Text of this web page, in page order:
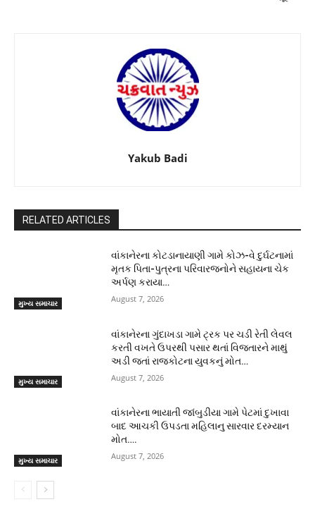
Yakub Badi
RELATED ARTICLES
મુખ્ય સમાચાર
વાંકાનેરના કોટડાનાયાણી ગામે કોઝ-વે દુર્ઘટનામાં
મૃતક પિતા-પુત્રના પરિવારજનોને સહાયના ચેક
અર્પણ કરાયા…
August 7, 2026
મુખ્ય સમાચાર
વાંકાનેરના ગુંદાખડા ગામે ટ્રક પર ચડી રેતી લેવલ
કરતી વખતે ઉપરથી પસાર થતાં વિજતારને માથું
અડી જતાં રાજકોટના યુવકનું મોત…
August 7, 2026
મુખ્ય સમાચાર
વાંકાનેરના ભાયાતી જાંબુડીયા ગામે પેટમાં દુખાવા
બાદ આચકી ઉપડતા મહિલાનુ સારવાર દરમ્યાન
મોત….
August 7, 2026